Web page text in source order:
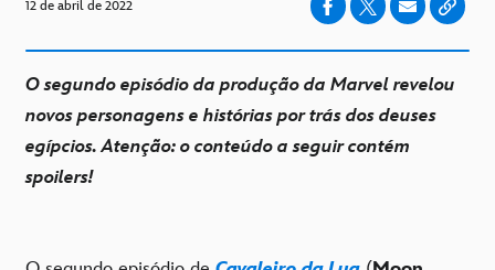
12 de abril de 2022
O segundo episódio da produção da Marvel revelou
novos personagens e histórias por trás dos deuses
egípcios. Atenção: o conteúdo a seguir contém
spoilers!